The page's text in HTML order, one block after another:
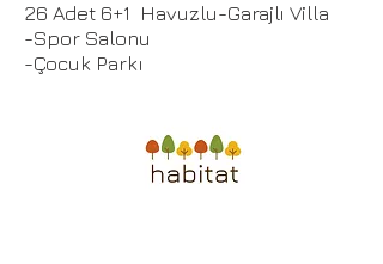
26 Adet 6+1 Havuzlu-Garajlı Villa
-Spor Salonu
-Çocuk Parkı